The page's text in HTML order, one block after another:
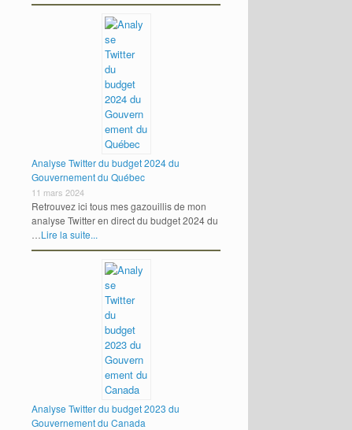
Analyse Twitter du budget 2024 du
Gouvernement du Québec
11 mars 2024
Retrouvez ici tous mes gazouillis de mon
analyse Twitter en direct du budget 2024 du
…Lire la suite...
Analyse Twitter du budget 2023 du
Gouvernement du Canada